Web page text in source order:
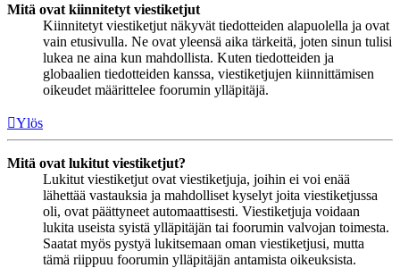
Mitä ovat kiinnitetyt viestiketjut
Kiinnitetyt viestiketjut näkyvät tiedotteiden alapuolella ja ovat
vain etusivulla. Ne ovat yleensä aika tärkeitä, joten sinun tulisi
lukea ne aina kun mahdollista. Kuten tiedotteiden ja
globaalien tiedotteiden kanssa, viestiketjujen kiinnittämisen
oikeudet määrittelee foorumin ylläpitäjä.
Ylös
Mitä ovat lukitut viestiketjut?
Lukitut viestiketjut ovat viestiketjuja, joihin ei voi enää
lähettää vastauksia ja mahdolliset kyselyt joita viestiketjussa
oli, ovat päättyneet automaattisesti. Viestiketjuja voidaan
lukita useista syistä ylläpitäjän tai foorumin valvojan toimesta.
Saatat myös pystyä lukitsemaan oman viestiketjusi, mutta
tämä riippuu foorumin ylläpitäjän antamista oikeuksista.